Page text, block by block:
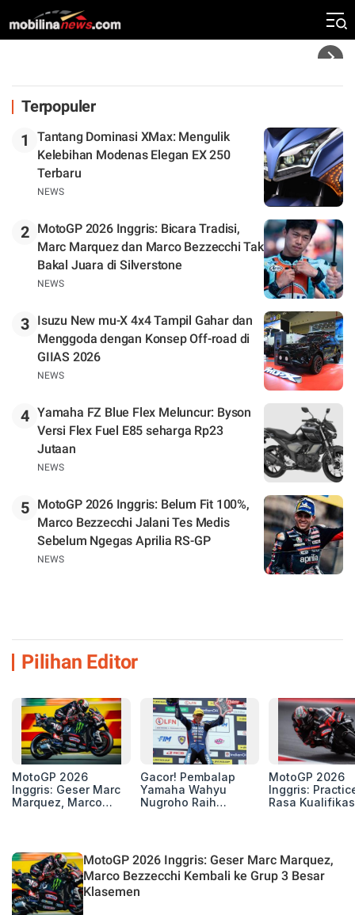
Klasemen
Terpopuler
1
Tantang Dominasi XMax: Mengulik
Kelebihan Modenas Elegan EX 250
Terbaru
NEWS
2
MotoGP 2026 Inggris: Bicara Tradisi,
Marc Marquez dan Marco Bezzecchi Tak
Bakal Juara di Silverstone
NEWS
3
Isuzu New mu-X 4x4 Tampil Gahar dan
Menggoda dengan Konsep Off-road di
GIIAS 2026
NEWS
4 Yamaha FZ Blue Flex Meluncur: Byson
Versi Flex Fuel E85 seharga Rp23
Jutaan
NEWS
5
MotoGP 2026 Inggris: Belum Fit 100%,
Marco Bezzecchi Jalani Tes Medis
Sebelum Ngegas Aprilia RS-GP
NEWS
Pilihan Editor
MotoGP 2026
Inggris: Geser Marc
Marquez, Marco
Gacor! Pembalap
Yamaha Wahyu
Nugroho Raih
MotoGP 2026
Inggris:
Rasa
Silverstone!
MotoGP 2026 Inggris: Geser Marc Marquez,
Marco Bezzecchi Kembali ke Grup 3 Besar
Klasemen